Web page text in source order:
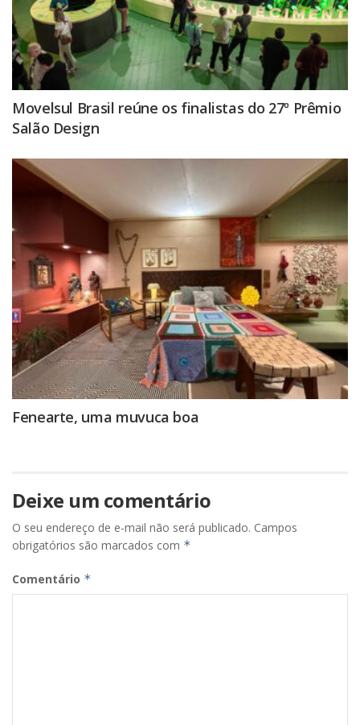
Movelsul Brasil reúne os finalistas do 27º Prêmio
Salão Design
Fenearte, uma muvuca boa
Deixe um comentário
O seu endereço de e-mail não será publicado. Campos
obrigatórios são marcados com *
Comentário *